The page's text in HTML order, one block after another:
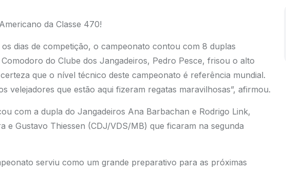
da Classe 470!
dias de competição, o campeonato contou com 8 duplas
do Clube dos Jangadeiros, Pedro Pesce, frisou o alto
que o nível técnico deste campeonato é referência mundial.
velejadores que estão aqui fizeram regatas maravilhosas”, afirmou.
com a dupla do Jangadeiros Ana Barbachan e Rodrigo Link,
e Gustavo Thiessen (CDJ/VDS/MB) que ficaram na segunda
serviu como um grande preparativo para as próximas